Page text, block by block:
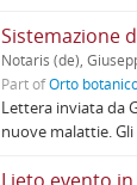
Sistemazione
Notaris (de),
Part ofOrto
Lettera inviata da
nuove malattie.